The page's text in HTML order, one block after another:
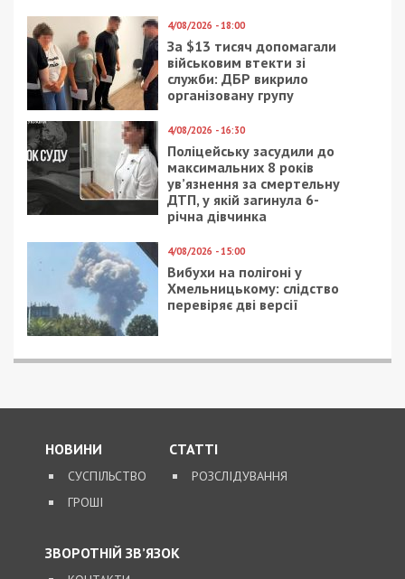
4/08/2026 - 18:00
За $13 тисяч допомагали
військовим втекти зі
служби: ДБР викрило
організовану групу
4/08/2026 - 16:30
Поліцейську засудили до
максимальних 8 років
ув’язнення за смертельну
ДТП, у якій загинула 6-
річна дівчинка
4/08/2026 - 15:00
Вибухи на полігоні у
Хмельницькому: слідство
перевіряє дві версії
НОВИНИ
СУСПІЛЬСТВО
ГРОШІ
СТАТТІ
РОЗСЛІДУВАННЯ
ЗВОРОТНІЙ ЗВ’ЯЗОК